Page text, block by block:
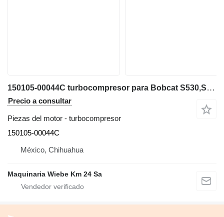
150105-00044C turbocompresor para Bobcat S530,S630,S650,T650,T595 minicargadora
Precio a consultar
Piezas del motor - turbocompresor
150105-00044C
México, Chihuahua
Maquinaria Wiebe Km 24 Sa